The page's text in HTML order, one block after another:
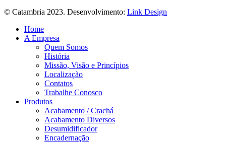
© Catambria 2023. Desenvolvimento: Link Design
Home
A Empresa
Quem Somos
História
Missão, Visão e Princípios
Localização
Contatos
Trabalhe Conosco
Produtos
Acabamento / Crachá
Acabamento Diversos
Desumidificador
Encadernação